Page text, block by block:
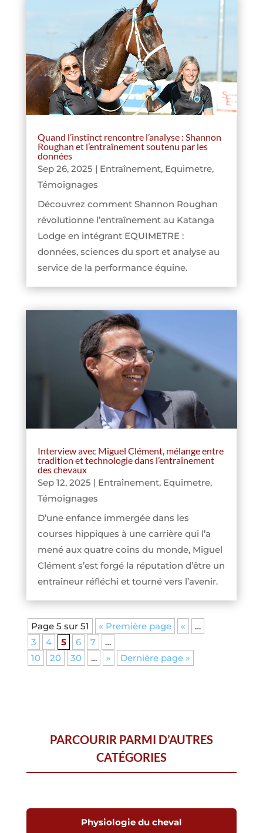
Quand l’instinct rencontre l’analyse : Shannon
Roughan et l’entraînement soutenu par les
données
Sep 26, 2025 | Entraînement, Equimetre,
Témoignages
Découvrez comment Shannon Roughan
révolutionne l’entraînement au Katanga
Lodge en intégrant EQUIMETRE :
données, sciences du sport et analyse au
service de la performance équine.
Interview avec Miguel Clément, mélange entre
tradition et technologie dans l’entraînement
des chevaux
Sep 12, 2025 | Entraînement, Equimetre,
Témoignages
D’une enfance immergée dans les
courses hippiques à une carrière qui l’a
mené aux quatre coins du monde, Miguel
Clément s’est forgé la réputation d’être un
entraîneur réfléchi et tourné vers l’avenir.
Page 5 sur 51 « Première page «
…
3
4 5 6 7
…
10
20 30 … » Dernière page »
PARCOURIR PARMI D’AUTRES
CATÉGORIES
Physiologie du cheval